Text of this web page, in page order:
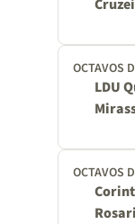
OCTAVOS
LDU
OCTAVOS